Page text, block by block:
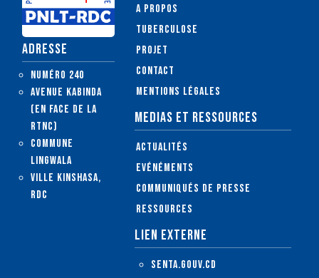
ADRESSE
Numéro 240
Avenue Kabinda
(en face de la
RTNC)
Commune
Lingwala
Ville Kinshasa,
RDC
A propos
Tuberculose
Projet
Contact
Mentions légales
MEDIAS ET RESSOURCES
Actualités
Evénéments
Communiqués de presse
Ressources
LIEN EXTERNE
senta.gouv.cd